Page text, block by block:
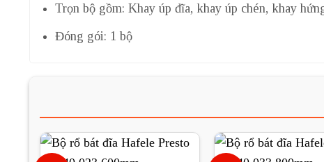
Trọn bộ gồm: Khay úp đĩa, khay úp chén, khay
Đóng gói: 1 bộ